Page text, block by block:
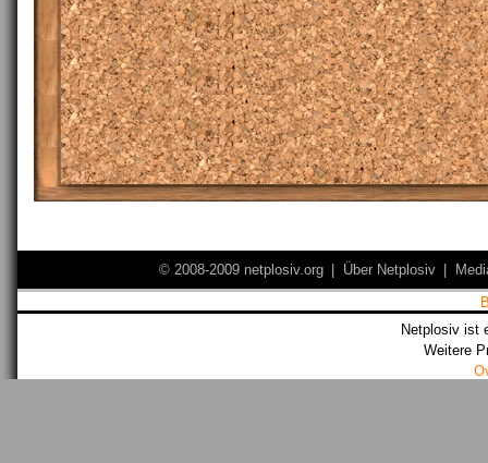
© 2008-2009 netplosiv.org Über Netplosiv
Netplosiv ist
Weitere